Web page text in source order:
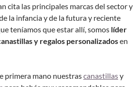
cita las principales marcas del sector y
la infancia y de la futura y reciente
teníamos que estar allí, somos líder
y regalos personalizadosen
primera mano nuestrascanastillasy